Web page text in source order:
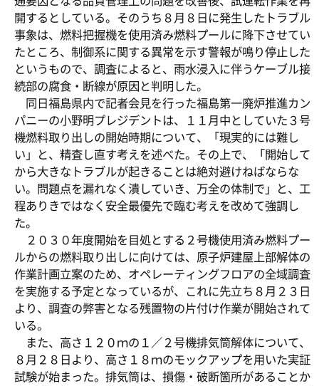
開するとしている。そのうち８月８日に発生したトラブル
事象は、燃料把握機を使用済み燃料プールに降下させてい
たところ、制御系に関する異常を示す警報が鳴り停止した
というもので、調査によると、雨水浸入に伴うケーブル接
続部の腐食・断線が原因と判明した。
同日福島県内で記者会見を行った福島第一廃炉推進カン
パニーの小野明プレジデントは、１１月中としていた３号
機燃料取り出しの開始時期について、「現実的には難し
い」と、精査し直す考えを述べた。その上で、「開始して
から大きなトラブルが起きることは絶対避けねばならな
い。問題点を漏れなく潰していき、万全の体制で」と、工
程ありきではなく安全最優先で臨む考えを改めて強調し
た。
２０３０年度開始を目処とする２号機使用済み燃料プー
ルからの燃料取り出しに向けては、原子炉建屋上部解体の
作業計画立案のため、オペレーティングフロアの全域調査
を実施する予定となっているが、これに先立ち８月２３日
より、調査の弊害となる残置物の片付け作業が開始されて
いる。
また、高さ１２０ｍの１／２号機排気筒解体について、
８月２８日より、高さ１８ｍのモックアップを用いた実証
試験が始まった。排気筒は、損傷・破断箇所があることか